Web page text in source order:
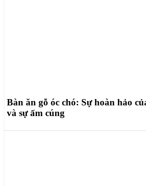
Bàn ăn gỗ óc chó: Sự hoàn hảo
và sự ấm cúng